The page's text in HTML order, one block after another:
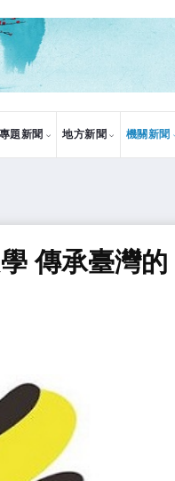
專題新聞 地方新聞 機關新聞
傳承臺灣的